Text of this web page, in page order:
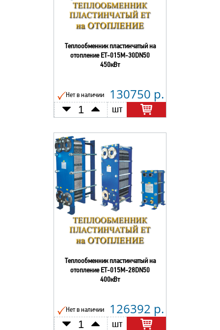
Теплообменник пластинчатый на
отопление ЕТ-015М-30DN50
450кВт
Нет в наличии 130750 р.
шт
Теплообменник пластинчатый на
отопление ЕТ-015М-28DN50
400кВт
Нет в наличии 126392 р.
шт